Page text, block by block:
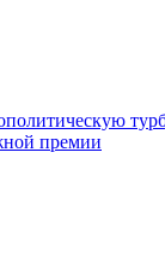
премии